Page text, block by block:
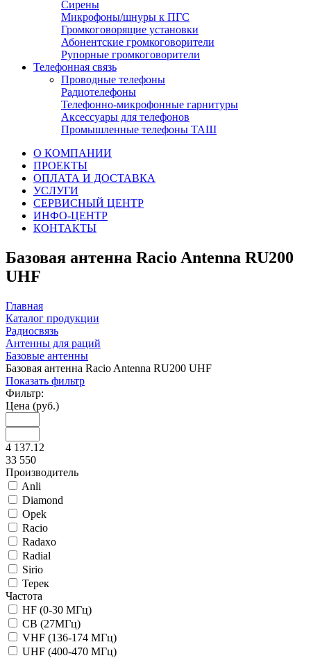
Сирены
Микрофоны/шнуры к ПГС
Громкоговорящие установки
Абонентские громкоговорители
Рупорные громкоговорители
Телефонная связь
Проводные телефоны
Радиотелефоны
Телефонно-микрофонные гарнитуры
Аксессуары для телефонов
Промышленные телефоны ТАШ
О КОМПАНИИ
ПРОЕКТЫ
ОПЛАТА И ДОСТАВКА
УСЛУГИ
СЕРВИСНЫЙ ЦЕНТР
ИНФО-ЦЕНТР
КОНТАКТЫ
Базовая антенна Racio Antenna RU200
UHF
Главная
Каталог продукции
Радиосвязь
Антенны для раций
Базовые антенны
Базовая антенна Racio Antenna RU200 UHF
Показать фильтр
Фильтр:
Цена (руб.)
4 137.12
33 550
Производитель
Anli
Diamond
Opek
Racio
Radaxo
Radial
Sirio
Терек
Частота
HF (0-30 МГц)
CB (27МГц)
VHF (136-174 МГц)
UHF (400-470 МГц)